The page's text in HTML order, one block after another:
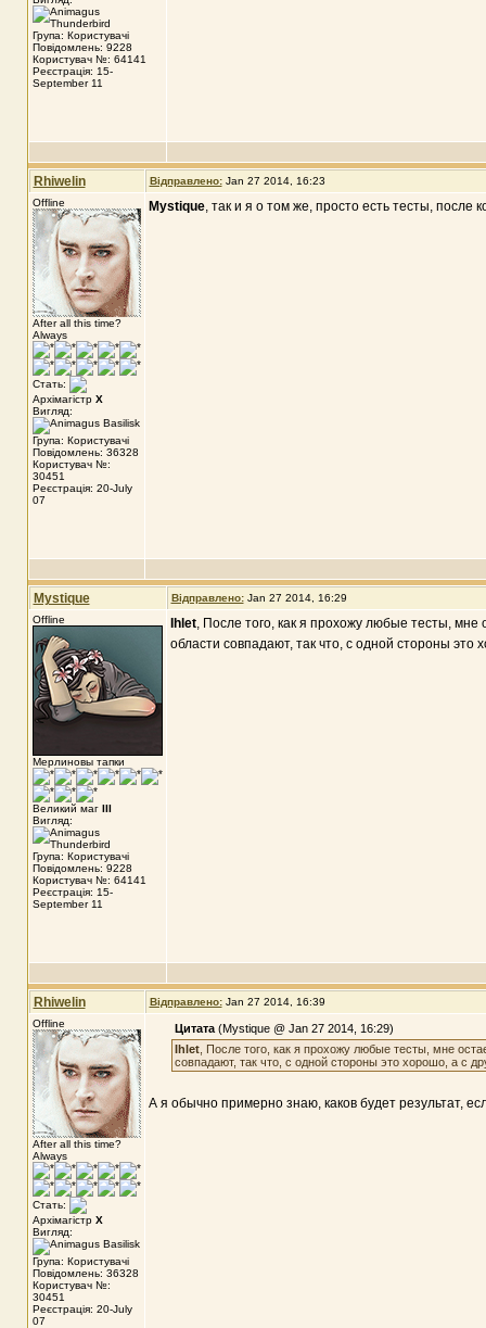
Група: Користувачі
Повідомлень: 9228
Користувач №: 64141
Реєстрація: 15-
September 11
Rhiwelin Відправлено: Jan 27 2014, 16:23
Offline
After all this time?
Always
Стать:
Архімагістр X
Вигляд:
Група: Користувачі
Повідомлень: 36328
Користувач №:
30451
Реєстрація: 20-July
07
Mystique, так и я о том же, просто есть тесты,
Mystique Відправлено: Jan 27 2014, 16:29
Offline
Мерлиновы тапки
Великий маг III
Вигляд:
Група: Користувачі
Повідомлень: 9228
Користувач №: 64141
Реєстрація: 15-
September 11
Ihlet, После того, как я прохожу любые тесты, мне
области совпадают, так что, с одной стороны
Rhiwelin Відправлено: Jan 27 2014, 16:39
Offline
After all this time?
Always
Стать:
Архімагістр X
Вигляд:
Група: Користувачі
Повідомлень: 36328
Користувач №:
30451
Реєстрація: 20-July
07
Цитата (Mystique @ Jan 27 2014, 16:29)
Ihlet , После того, как я прохожу любые тесты, мне
совпадают, так что, с одной стороны это хорошо, а с
А я обычно примерно знаю, каков будет результат,